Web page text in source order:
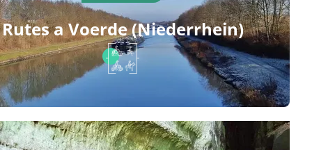
Rutes a Voerde (Niederrhein)